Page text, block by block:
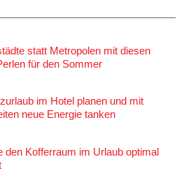
statt Metropolen mit diesen
für den Sommer
im Hotel planen und mit
neue Energie tanken
den Kofferraum im Urlaub optimal